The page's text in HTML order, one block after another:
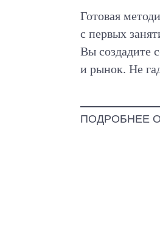
Готовая
с первых
Вы создадите
и рынок. Не
ПОДРОБНЕЕ